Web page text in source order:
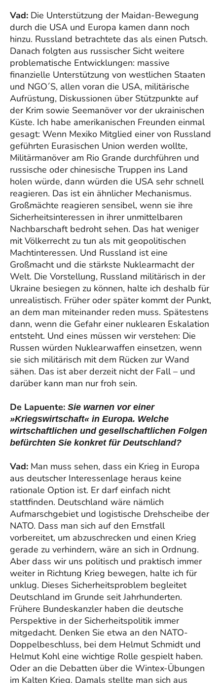
Vad: Die Unterstützung der Maidan-Bewegung
durch die USA und Europa kamen dann noch
hinzu. Russland betrachtete das als einen Putsch.
Danach folgten aus russischer Sicht weitere
problematische Entwicklungen: massive
finanzielle Unterstützung von westlichen Staaten
und NGO´S, allen voran die USA, militärische
Aufrüstung, Diskussionen über Stützpunkte auf
der Krim sowie Seemanöver vor der ukrainischen
Küste. Ich habe amerikanischen Freunden einmal
gesagt: Wenn Mexiko Mitglied einer von Russland
geführten Eurasischen Union werden wollte,
Militärmanöver am Rio Grande durchführen und
russische oder chinesische Truppen ins Land
holen würde, dann würden die USA sehr schnell
reagieren. Das ist ein ähnlicher Mechanismus.
Großmächte reagieren sensibel, wenn sie ihre
Sicherheitsinteressen in ihrer unmittelbaren
Nachbarschaft bedroht sehen. Das hat weniger
mit Völkerrecht zu tun als mit geopolitischen
Machtinteressen. Und Russland ist eine
Großmacht und die stärkste Nuklearmacht der
Welt. Die Vorstellung, Russland militärisch in der
Ukraine besiegen zu können, halte ich deshalb für
unrealistisch. Früher oder später kommt der Punkt,
an dem man miteinander reden muss. Spätestens
dann, wenn die Gefahr einer nuklearen Eskalation
entsteht. Und eines müssen wir verstehen: Die
Russen würden Nuklearwaffen einsetzen, wenn
sie sich militärisch mit dem Rücken zur Wand
sähen. Das ist aber derzeit nicht der Fall – und
darüber kann man nur froh sein.
De Lapuente: Sie warnen vor einer
»Kriegswirtschaft« in Europa. Welche
wirtschaftlichen und gesellschaftlichen Folgen
befürchten Sie konkret für Deutschland?
Vad: Man muss sehen, dass ein Krieg in Europa
aus deutscher Interessenlage heraus keine
rationale Option ist. Er darf einfach nicht
stattfinden. Deutschland wäre nämlich
Aufmarschgebiet und logistische Drehscheibe der
NATO. Dass man sich auf den Ernstfall
vorbereitet, um abzuschrecken und einen Krieg
gerade zu verhindern, wäre an sich in Ordnung.
Aber dass wir uns politisch und praktisch immer
weiter in Richtung Krieg bewegen, halte ich für
unklug. Dieses Sicherheitsproblem begleitet
Deutschland im Grunde seit Jahrhunderten.
Frühere Bundeskanzler haben die deutsche
Perspektive in der Sicherheitspolitik immer
mitgedacht. Denken Sie etwa an den NATO-
Doppelbeschluss, bei dem Helmut Schmidt und
Helmut Kohl eine wichtige Rolle gespielt haben.
Oder an die Debatten über die Wintex-Übungen
im Kalten Krieg. Damals stellte man sich aus